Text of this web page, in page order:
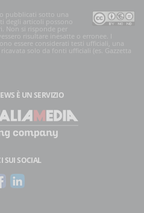
pubblicati sotto una
degli articoli possono
Non si risponde per
risultare inesatte o erronee. I
essere considerati testi ufficiali, una
solo da fonti ufficiali (es. Gazzetta
È UN SERVIZIO
SUI SOCIAL